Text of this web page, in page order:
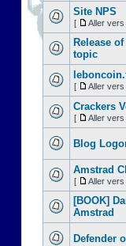
Site NPS
[ Aller vers
Release
topic
[ Aller vers
Crackers
[ Aller vers
Blog
Amstrad
[ Aller vers
[BOOK]
Amstrad
Defender